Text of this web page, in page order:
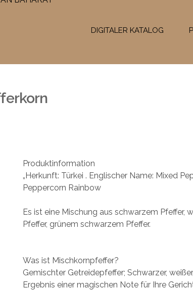
DIGITALER KATALOG
Produktinformation
„Herkunft: Türkei . Englischer Name: Mixed
Peppercorn Rainbow
Es ist eine Mischung aus schwarzem Pfeffer,
Pfeffer, grünem schwarzem Pfeffer.
Was ist Mischkornpfeffer?
Gemischter Getreidepfeffer; Schwarzer,
Ergebnis einer magischen Note für Ihre